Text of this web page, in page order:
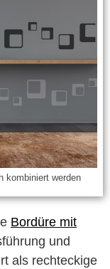
kombiniert werden
Bordüre mit
und
als rechteckige